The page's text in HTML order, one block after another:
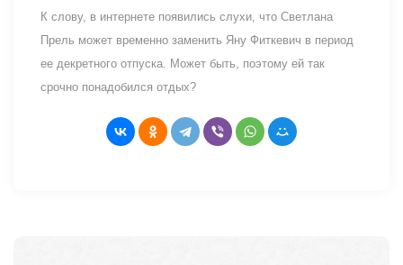
К слову, в интернете появились слухи, что Светлана
Прель может временно заменить Яну Фиткевич в период
ее декретного отпуска. Может быть, поэтому ей так
срочно понадобился отдых?